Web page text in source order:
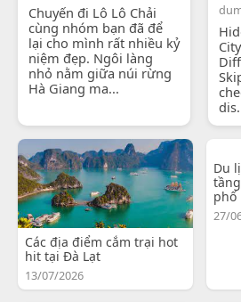
Chuyến đi Lô Lô Chải
cùng nhóm bạn đã để
lại cho mình rất nhiều kỷ
niệm đẹp. Ngôi làng
nhỏ nằm giữa núi rừng
Hà Giang ma...
Các địa điểm cắm trại hot
hit tại Đà Lạt
13/07/2026
Du
phố
27/